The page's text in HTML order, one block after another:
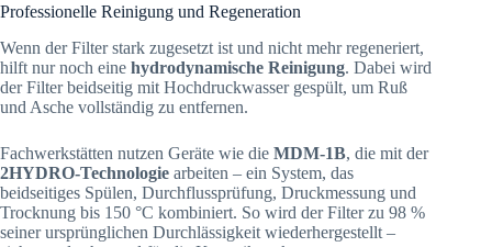
Professionelle Reinigung und Regeneration
Wenn der Filter stark zugesetzt ist und nicht mehr regeneriert,
hilft nur noch eine hydrodynamische Reinigung. Dabei wird
der Filter beidseitig mit Hochdruckwasser gespült, um Ruß
und Asche vollständig zu entfernen.
Fachwerkstätten nutzen Geräte wie die MDM-1B, die mit der
2HYDRO-Technologie arbeiten – ein System, das
beidseitiges Spülen, Durchflussprüfung, Druckmessung und
Trocknung bis 150 °C kombiniert. So wird der Filter zu 98 %
seiner ursprünglichen Durchlässigkeit wiederhergestellt –